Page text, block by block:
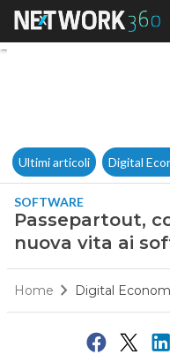
Ultimi articoli Digital
SOFTWARE
Passepartout,
nuova vita ai
Home Digital